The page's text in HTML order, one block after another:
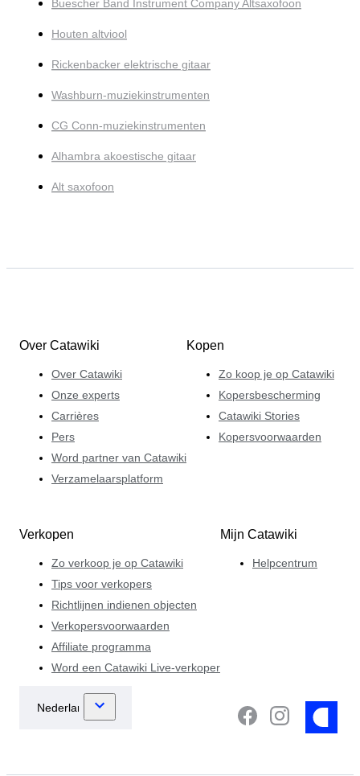
Buescher Band Instrument Company Altsaxofoon
Houten altviool
Rickenbacker elektrische gitaar
Washburn-muziekinstrumenten
CG Conn-muziekinstrumenten
Alhambra akoestische gitaar
Alt saxofoon
Over Catawiki
Over Catawiki
Onze experts
Carrières
Pers
Word partner van Catawiki
Verzamelaarsplatform
Kopen
Zo koop je op Catawiki
Kopersbescherming
Catawiki Stories
Kopersvoorwaarden
Verkopen
Zo verkoop je op Catawiki
Tips voor verkopers
Richtlijnen indienen objecten
Verkopersvoorwaarden
Affiliate programma
Word een Catawiki Live-verkoper
Mijn Catawiki
Helpcentrum